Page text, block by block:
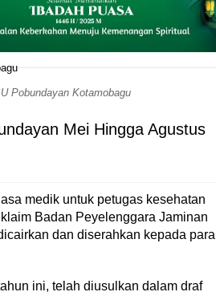
Pobundayan Kotamobagu
Mei Hingga Agustus
medik untuk petugas kesehatan
Badan Peyelenggara Jaminan
dan diserahkan kepada para
ini, telah diusulkan dalam draf